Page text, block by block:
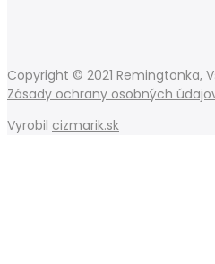
Copyright © 2021 Remingtonka,
Zásady ochrany osobných
Vyrobil cizmarik.sk